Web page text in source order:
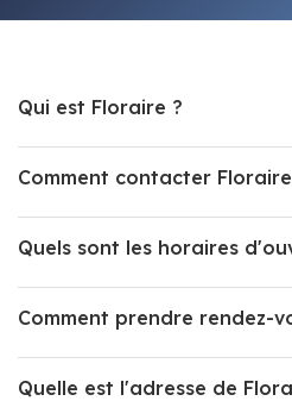
Qui est Floraire ?
Comment contacter
Quels sont les horaires
Comment prendre rendez-
Quelle est l'adresse de